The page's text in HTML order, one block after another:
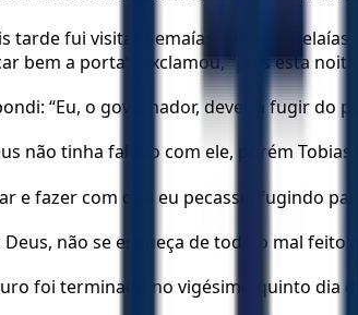
tarde fui visitar Semaías, filho de
bem a porta”, exclamou, “pois esta noite
“Eu, o governador, deveria fugir
não tinha falado com ele, porém
e fazer com que eu pecasse, fugindo
Deus, não se esqueça de todo o mal
foi terminado no vigésimo quinto dia